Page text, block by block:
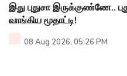
இது புதுசா இருக்குண்ணே..
வாங்கிய மூதாட்டி!
08 Aug 2026, 05:26 PM